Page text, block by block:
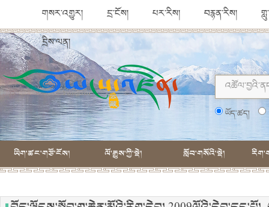
གསར་འགྱུར། དྲ་ངོས། པར་རིས། བརྙན་རིས།
དྲིས་ལན།
ཡོད་ཚད།
ཡིག་ཚང་གཙོ་ངོས། ལོ་རྒྱུས་ཀྱི་སྡེ། སློབ་གསོའི་སྡེ།